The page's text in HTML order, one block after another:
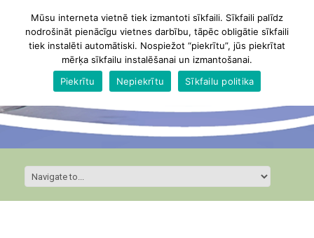
Mūsu interneta vietnē tiek izmantoti sīkfaili. Sīkfaili palīdz
nodrošināt pienācīgu vietnes darbību, tāpēc obligātie sīkfaili
tiek instalēti automātiski. Nospiežot “piekrītu”, jūs piekrītat
mērķa sīkfailu instalēšanai un izmantošanai.
Piekrītu
Nepiekrītu Sīkfailu politika